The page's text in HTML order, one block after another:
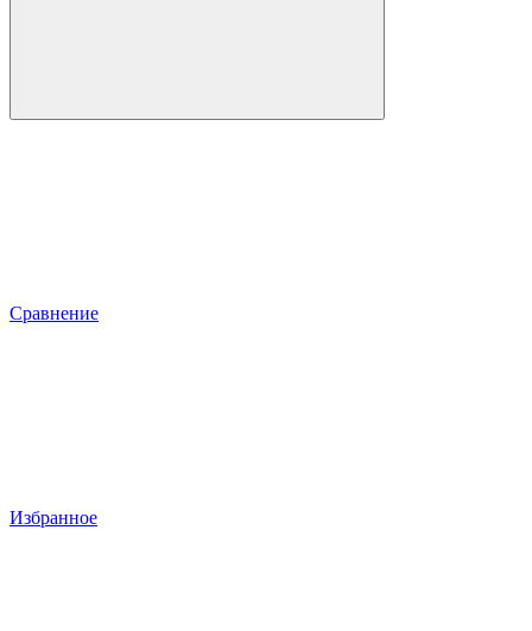
Сравнение
Избранное